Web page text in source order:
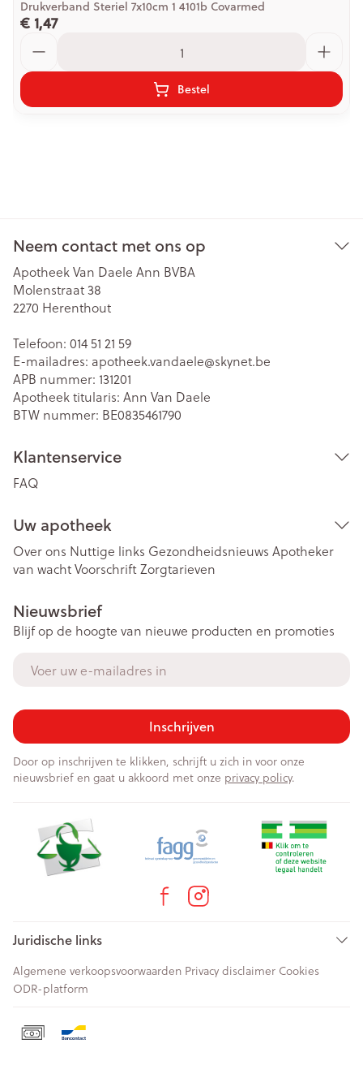
Drukverband Steriel 7x10cm 1 4101b Covarmed
€ 1,47
Bestel
Neem contact met ons op
Apotheek Van Daele Ann BVBA
Molenstraat 38
2270 Herenthout
Telefoon: 014 51 21 59
E-mailadres: apotheek.vandaele@skynet.be
APB nummer: 131201
Apotheek titularis: Ann Van Daele
BTW nummer: BE0835461790
Klantenservice
FAQ
Uw apotheek
Over ons Nuttige links Gezondheidsnieuws Apotheker
van wachtVoorschriftZorgtarieven
Nieuwsbrief
Blijf op de hoogte van nieuwe producten en promoties
Inschrijven
Door op inschrijven te klikken, schrijft u zich in voor onze
nieuwsbrief en gaat u akkoord met onze privacy policy.
Juridische links
Algemene verkoopsvoorwaarden Privacy disclaimer Cookies
ODR-platform